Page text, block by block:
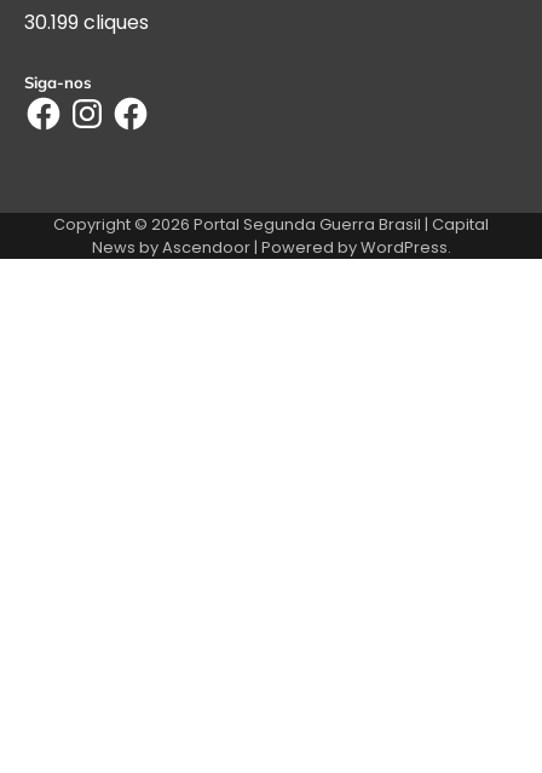
30.199 cliques
Siga-nos
FacebookInstagramFacebook
Copyright © 2026 Portal Segunda Guerra Brasil | Capital
News byAscendoor| Powered byWordPress.